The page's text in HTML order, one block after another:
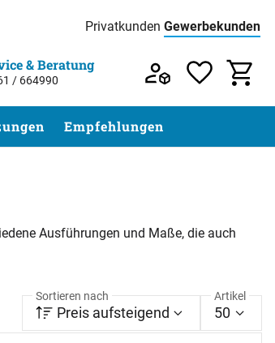
Privatkunden Preisliste:
Gewerbekunden
Service & Beratung unter 04961 / 77
& Beratung
/ 664990
Empfehlungen
Ausführungen und Maße, die auch
Sortieren nach
Preis aufsteigend
Artikel
50